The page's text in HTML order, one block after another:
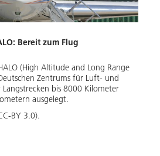
Bereit zum Flug
(High Altitude and Long Range
Zentrums für Luft- und
Langstrecken bis 8000 Kilometer
ausgelegt.
BY 3.0).